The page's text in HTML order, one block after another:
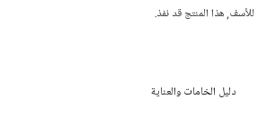
للأسف, هذا المنتج قد نفذ.
دليل الخامات والعناية